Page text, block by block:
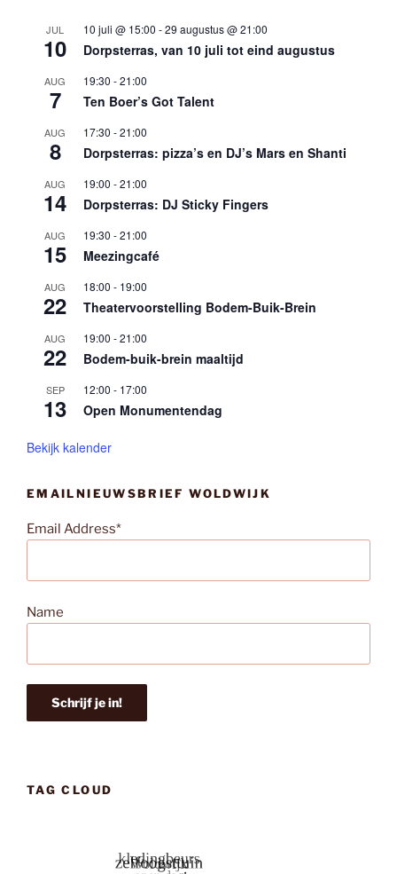
JUL
10
10 juli @ 15:00 -29 augustus @ 21:00
Dorpsterras, van 10 juli tot eind augustus
AUG
7
19:30 -21:00
Ten Boer’s Got Talent
AUG
8
17:30 -21:00
Dorpsterras: pizza’s en DJ’s Mars en Shanti
AUG
14
19:00 -21:00
Dorpsterras: DJ Sticky Fingers
AUG
15
19:30 -21:00
Meezingcafé
AUG
22
18:00 - 19:00
Theatervoorstelling Bodem-Buik-Brein
AUG
22
19:00 -21:00
Bodem-buik-brein maaltijd
SEP
13
12:00 - 17:00
Open Monumentendag
Bekijk kalender
EMAILNIEUWSBRIEF WOLDWIJK
Email Address*
Name
TAG CLOUD